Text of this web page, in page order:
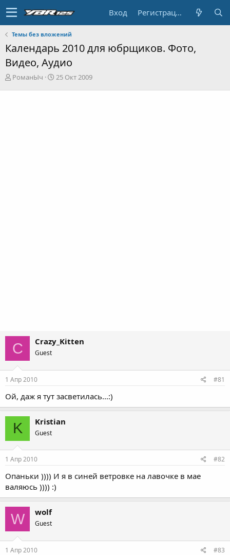
Вход Регистрация
Темы без вложений
Календарь 2010 для юбрщиков. Фото,
Видео, Аудио
А
РоманЫч
Д
25 Окт 2009
C Crazy_Kitten
Guest
1 Апр 2010 #81
Ой, даж я тут засветилась...:)
K Kristian
Guest
1 Апр 2010 #82
Опаньки )))) И я в синей ветровке на лавочке в мае
валяюсь )))) :)
W wolf
Guest
1 Апр 2010 #83